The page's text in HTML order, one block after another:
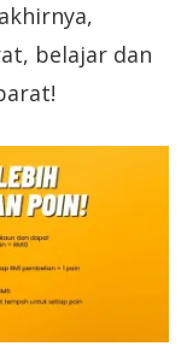
belajar dan